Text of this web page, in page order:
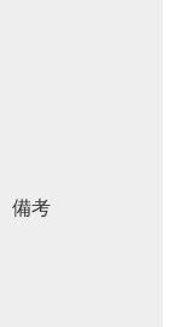
備考